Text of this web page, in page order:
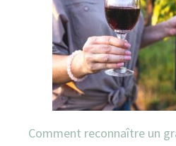
Comment reconnaître un